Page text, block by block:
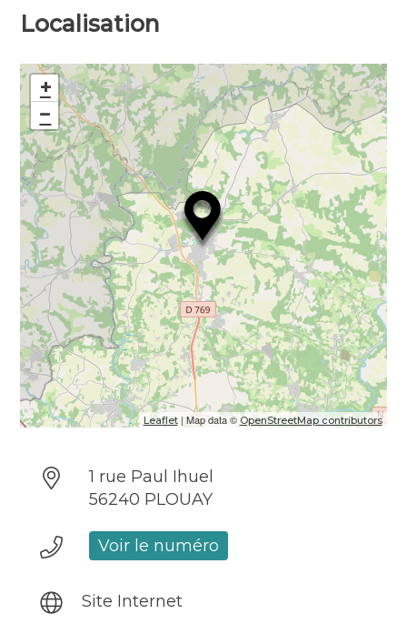
Localisation
+
−
Leaflet| Map data © OpenStreetMap contributors
1 rue Paul Ihuel
56240 PLOUAY
Voir le numéro
Site Internet